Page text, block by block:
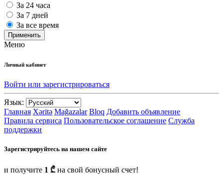
За 24 часа
За 7 дней
За все время
Применить
Меню
Личный кабинет
Войти или зарегистрироваться
Язык:
Главная Xəritə Mağazalar Bloq Добавить объявление
Правила сервиса Пользовательское соглашение Служба
поддержки
Зарегистрируйтесь на нашем сайте
и получите 1 ₾ на свой бонусный счет!